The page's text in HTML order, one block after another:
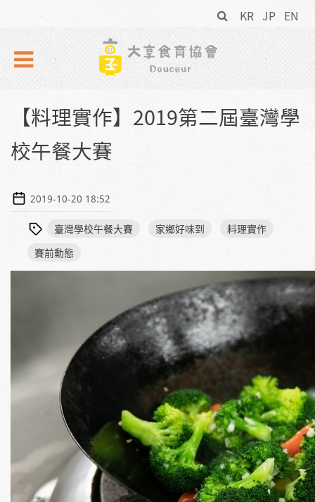
KR JP EN
搜
尋
表
【料理實作】2019第二屆臺灣學
校午餐大賽
2019-10-20 18:52
臺灣學校午餐大賽 家鄉好味到
料理實作
賽前動態